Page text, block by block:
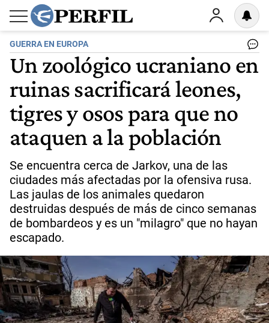
GUERRA EN EUROPA
Un zoológico ucraniano en
ruinas sacrificará leones,
tigres y osos para que no
ataquen a la población
Se encuentra cerca de Jarkov, una de las
ciudades más afectadas por la ofensiva rusa.
Las jaulas de los animales quedaron
destruidas después de más de cinco semanas
de bombardeos y es un "milagro" que no hayan
escapado.